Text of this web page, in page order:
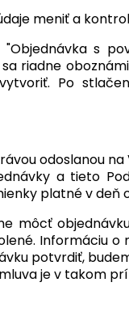
meniť a
s
riadne
Po
odoslanou
a tieto
platné v
môcť
Informáciu
potvrdiť,
je v takom